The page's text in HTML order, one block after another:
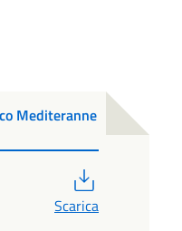
Mediteranne
Scarica